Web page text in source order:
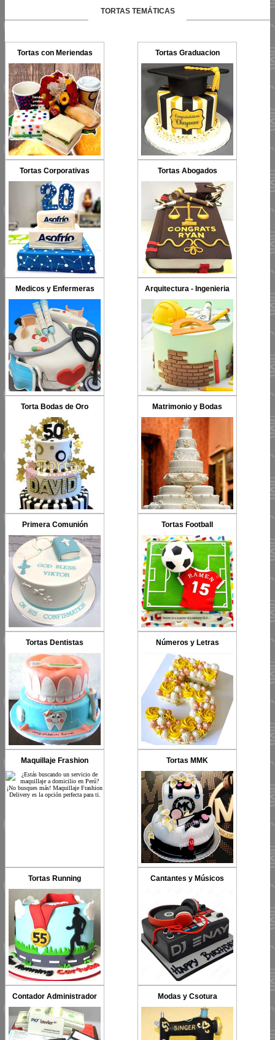
TORTAS TEMÁTICAS
Tortas con Meriendas Tortas Graduacion
Tortas Corporativas Tortas Abogados
Medicos y Enfermeras Arquitectura - Ingenieria
Torta Bodas de Oro Matrimonio y Bodas
Primera Comunión Tortas Football
Tortas Dentistas Números y Letras
Maquillaje Frashion Tortas MMK
Tortas Running Cantantes y Músicos
Contador Administrador Modas y Csotura